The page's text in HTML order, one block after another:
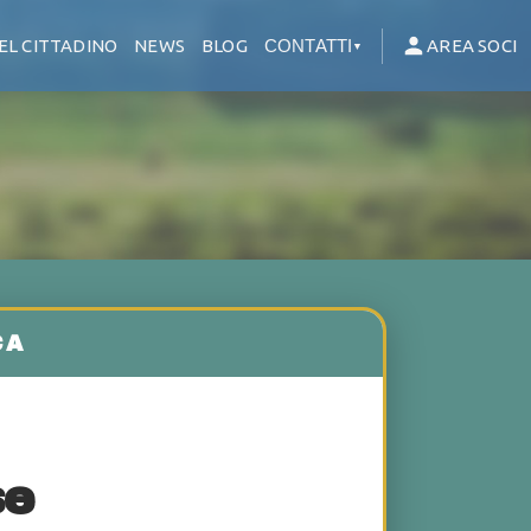
CITTADINO NEWS BLOG CONTATTI ▼ AREA SOCI